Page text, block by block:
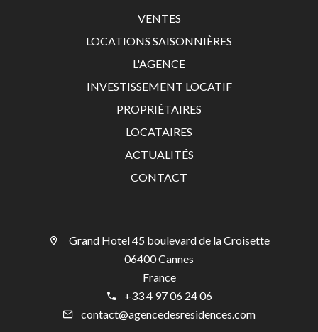
VENTES
LOCATIONS SAISONNIÈRES
L'AGENCE
INVESTISSEMENT LOCATIF
PROPRIÉTAIRES
LOCATAIRES
ACTUALITÉS
CONTACT
Grand Hotel 45 boulevard de la Croisette
06400 Cannes
France
+33 4 97 06 24 06
contact@agencedesresidences.com